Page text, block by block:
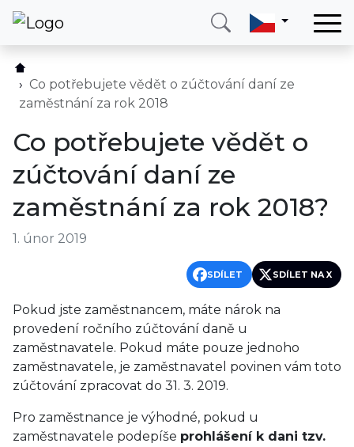
Služby
O nás
Blog
Kontakt
Co potřebujete vědět o zúčtování daní ze
zaměstnání za rok 2018
Co potřebujete vědět o
zúčtování daní ze
zaměstnání za rok 2018?
1. únor 2019
SDÍLET SDÍLET NA X
Pokud jste zaměstnancem, máte nárok na
provedení ročního zúčtování daně u
zaměstnavatele. Pokud máte pouze jednoho
zaměstnavatele, je zaměstnavatel povinen vám toto
zúčtování zpracovat do 31. 3. 2019.
Pro zaměstnance je výhodné, pokud u
zaměstnavatele podepíše prohlášení k dani tzv.